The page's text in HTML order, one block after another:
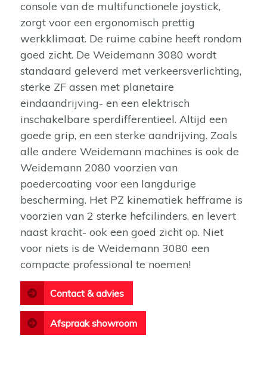
console van de multifunctionele joystick,
zorgt voor een ergonomisch prettig
werkklimaat. De ruime cabine heeft rondom
goed zicht. De Weidemann 3080 wordt
standaard geleverd met verkeersverlichting,
sterke ZF assen met planetaire
eindaandrijving- en een elektrisch
inschakelbare sperdifferentieel. Altijd een
goede grip, en een sterke aandrijving. Zoals
alle andere Weidemann machines is ook de
Weidemann 2080 voorzien van
poedercoating voor een langdurige
bescherming. Het PZ kinematiek hefframe is
voorzien van 2 sterke hefcilinders, en levert
naast kracht- ook een goed zicht op. Niet
voor niets is de Weidemann 3080 een
compacte professional te noemen!
Contact & advies
Afspraak showroom